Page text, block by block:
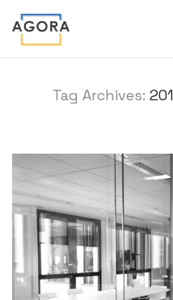
Tag Archives: